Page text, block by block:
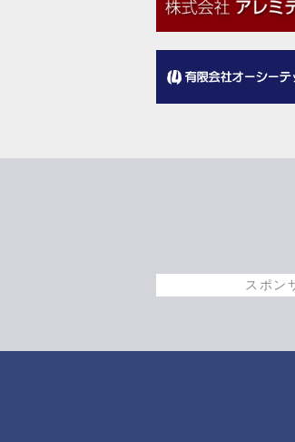
スポン